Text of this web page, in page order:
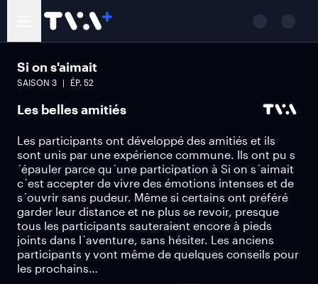
Si on s'aimait
SAISON 3 ÉP. 52
Les belles amitiés
Les participants ont développé des amitiés et ils
sont unis par une expérience commune. Ils ont pu s
´épauler parce qu´une participation à Si on s´aimait
c´est accepter de vivre des émotions intenses et de
s´ouvrir sans pudeur. Même si certains ont préféré
garder leur distance et ne plus se revoir, presque
tous les participants sauteraient encore à pieds
joints dans l´aventure, sans hésiter. Les anciens
participants y vont même de quelques conseils pour
les prochains…